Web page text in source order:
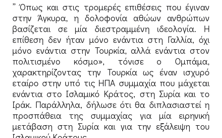
” Όπως και στις τρομερές επιθέσεις που έγιναν
στην Άγκυρα, η δολοφονία αθώων ανθρώπων
βασίζεται σε μία διεστραμμένη ιδεολογία. Η
επίθεση δεν ήταν μόνο ενάντια στη Γαλλία, όχι
μόνο ενάντια στην Τουρκία, αλλά ενάντια στον
πολιτισμένο κόσμο», τόνισε ο Ομπάμα,
χαρακτηρίζοντας την Τουρκία ως έναν ισχυρό
εταίρο στην υπό τις ΗΠΑ συμμαχία που μάχεται
ενάντια στο Ισλαμικό Κράτος, στη Συρία και το
Ιράκ. Παράλληλα, δήλωσε ότι θα διπλασιαστεί η
προσπάθεια της συμμαχίας για μία ειρηνική
μετάβαση στη Συρία και για την εξάλειψη του